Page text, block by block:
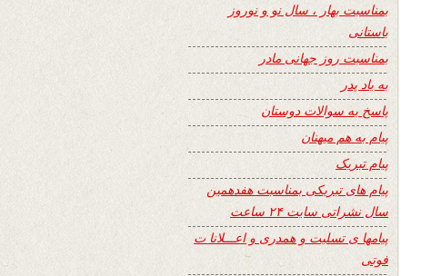
بمناسبت بهار ، سال نو و نوروز
باستانی
بمناسبت روز جهانی مادر
به یاد پدر
پاسخ به سوالات دوستان
پیام به هم میهنان
پیام تبریک
پیام های تبریکی بمناسبت هفدهمین
سال نشراتی سایت ۲۴ ساعت
پیامها ی تسلیت و همدری و اعـــلانا ت
فوتی